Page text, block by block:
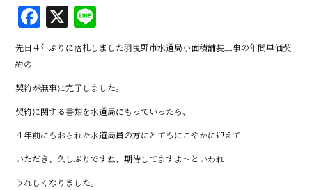
F
a
c
e
b
o
o
k
X
n
e
先日４年ぶりに落札しました羽曳野市水道局小面積舗装工事の年間単価契
約の
契約が無事に完了しました。
契約に関する書類を水道局にもっていったら、
４年前にもおられた水道局員の方にとてもにこやかに迎えて
いただき、久しぶりですね、期待してますよ～といわれ
うれしくなりました。